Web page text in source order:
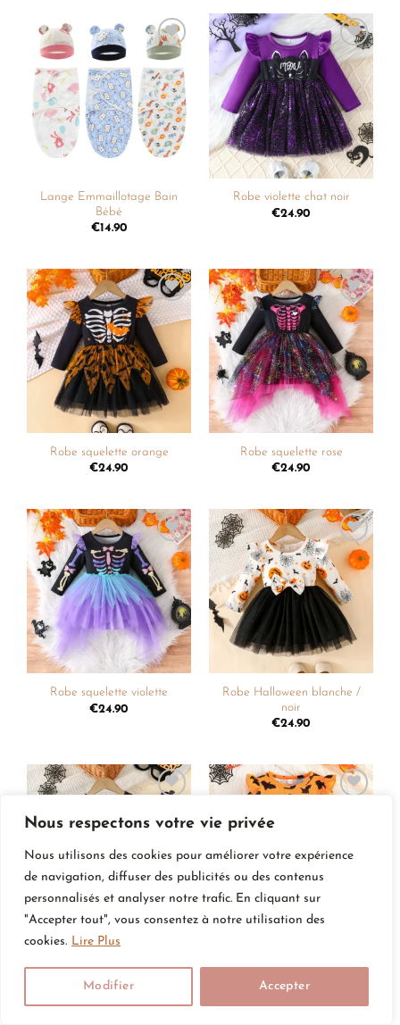
Nous respectons votre vie privée
Nous utilisons des cookies pour améliorer votre expérience
de navigation, diffuser des publicités ou des contenus
personnalisés et analyser notre trafic. En cliquant sur
"Accepter tout", vous consentez à notre utilisation des
cookies. Lire Plus
Modifier Accepter
Ajouter
à la
liste de
souhaits
Lange Emmaillotage Bain
Bébé
€14.90
Ajouter
à la
liste de
souhaits
Robe violette chat noir
€24.90
Ajouter
à la
liste de
souhaits
Robe squelette orange
€24.90
Ajouter
à la
liste de
souhaits
Robe squelette rose
€24.90
Ajouter
à la
liste de
souhaits
Robe squelette violette
€24.90
Ajouter
à la
liste de
souhaits
Robe Halloween blanche /
noir
€24.90
à la
Robe chauve-souris violette